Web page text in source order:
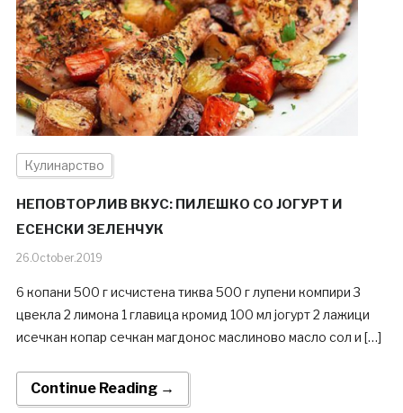
Кулинарство
НЕПОВТОРЛИВ ВКУС: ПИЛЕШКО СО ЈОГУРТ И
ЕСЕНСКИ ЗЕЛЕНЧУК
26.October.2019
6 копани 500 г исчистена тиква 500 г лупени компири 3
цвекла 2 лимона 1 главица кромид 100 мл јогурт 2 лажици
исечкан копар сечкан магдонос маслиново масло сол и […]
Continue Reading →